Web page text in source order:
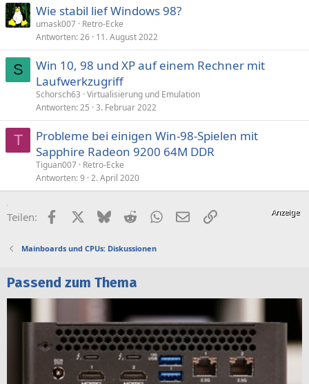
Wie stabil lief Windows 98?
umask007 Retro-Ecke
Antworten 26 11. August 2022
S
Win 10, 98 und XP auf einem Rechner mit
Laufwerkzugriff
Schorsch63 Virtualisierung und Emulation
Antworten 25 3. Februar 2022
T
Probleme bei einigen Win-98-Spielen mit
Sapphire Radeon 9200 64M DDR
Tiguan007 Retro-Ecke
Antworten 9 2. April 2020
Teilen: FacebookX (Twitter)
BlueskyRedditWhatsApp
E-MailLink
Mainboards und CPUs: Diskussionen
Passend zum Thema